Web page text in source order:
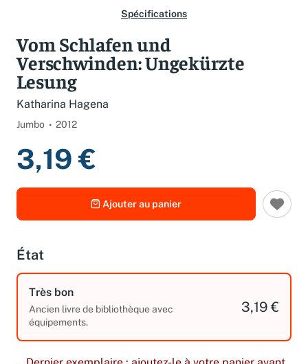
Vom Schlafen und
Verschwinden: Ungekürzte
Lesung
Katharina Hagena
3,19 €
Ajouter au panier
État
Très bon
Ancien livre de bibliothèque avec
3,19 €